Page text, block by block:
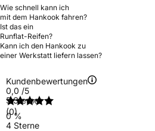
Wie schnell kann ich
mit dem Hankook fahren?
Ist das ein
Runflat-Reifen?
Kann ich den Hankook zu
einer Werkstatt liefern lassen?
Kundenbewertungen
0,0 /5
(0)
5 Sterne
0 %
4 Sterne